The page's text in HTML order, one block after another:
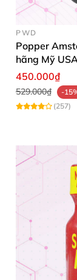
PWD
Popper
hãng Mỹ
450.000₫
529.000₫
-
(257)